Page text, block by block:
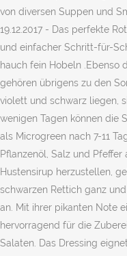
von diversen Suppen und
19.12.2017 - Das perfekte
und einfacher Schritt-für-
hauch fein Hobeln .Ebenso
gehören übrigens zu den
violett und schwarz liegen,
wenigen Tagen können die
als Microgreen nach 7-11
Pflanzenöl, Salz und
Hustensirup herzustellen,
schwarzen Rettich ganz
an. Mit ihrer pikanten Note
hervorragend für die
Salaten. Das Dressing